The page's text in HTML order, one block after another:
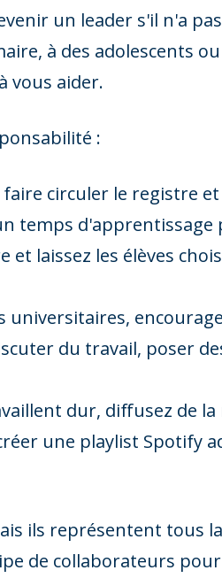
un leader s'il n'a
à des adolescents
vous aider.
:
circuler le registre
temps d'apprentissage
et laissez les élèves
universitaires,
du travail, poser
dur, diffusez de
une playlist Spotify
ils représentent tous
de collaborateurs